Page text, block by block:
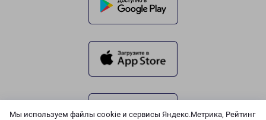
Мы используем файлы cookie и сервисы Яндекс.Метрика, Рейтинг